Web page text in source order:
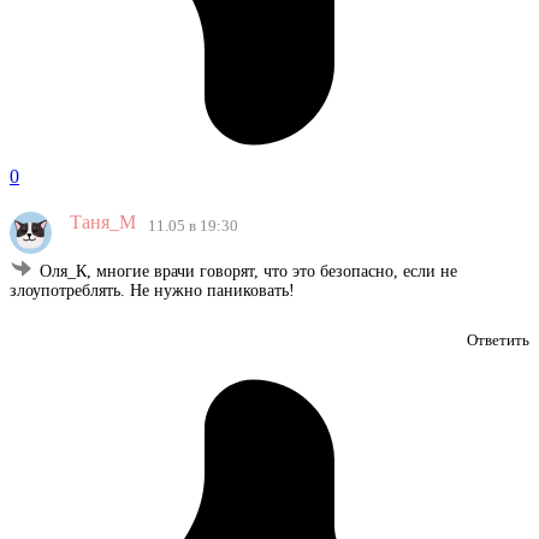
0
Таня_М 11.05 в 19:30
Оля_К, многие врачи говорят, что это безопасно, если не
злоупотреблять. Не нужно паниковать!
Ответить